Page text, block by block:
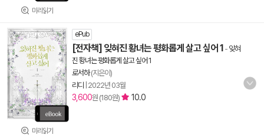
미리읽기
미리읽기
ePub
[전자책] 잊혀진 황녀는 평화롭게 살고 싶어 1 - 잊혀
진 황녀는 평화롭게 살고 싶어 1
로서하(지은이)
리디
2022년 03월
3,600원 (180원) 10.0